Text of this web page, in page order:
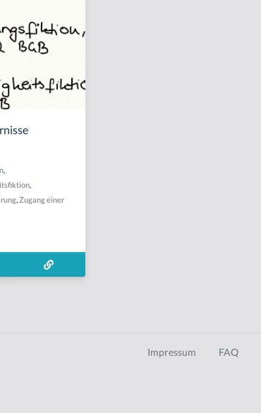
,
,
,Zugang einer
Impressum FAQ